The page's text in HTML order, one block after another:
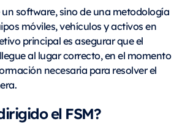
software, sino de una metodología
móviles, vehículos y activos en
principal es asegurar que el
al lugar correcto, en el momento
necesaria para resolver el
el FSM?